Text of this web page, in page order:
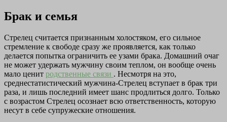
Брак и семья
Стрелец считается признанным холостяком, его сильное
стремление к свободе сразу же проявляется, как только
делается попытка ограничить ее узами брака. Домашний очаг
не может удержать мужчину своим теплом, он вообще очень
мало ценит родственные связи . Несмотря на это,
среднестатистический мужчина-Стрелец вступает в брак три
раза, и лишь последний имеет шанс продлиться долго. Только
с возрастом Стрелец осознает всю ответственность, которую
несут в себе супружеские отношения.